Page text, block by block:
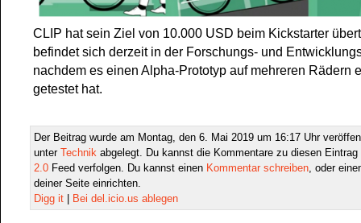
CLIP hat sein Ziel von 10.000 USD beim Kickstarter
befindet sich derzeit in der Forschungs- und
nachdem es einen Alpha-Prototyp auf mehreren Rädern
getestet hat.
Der Beitrag wurde am Montag, den 6. Mai 2019 um 16:17 Uhr
unter Technik abgelegt. Du kannst die Kommentare zu diesen
2.0 Feed verfolgen. Du kannst einen Kommentar schreiben, oder
deiner Seite einrichten.
Digg it
Bei del.icio.us ablegen